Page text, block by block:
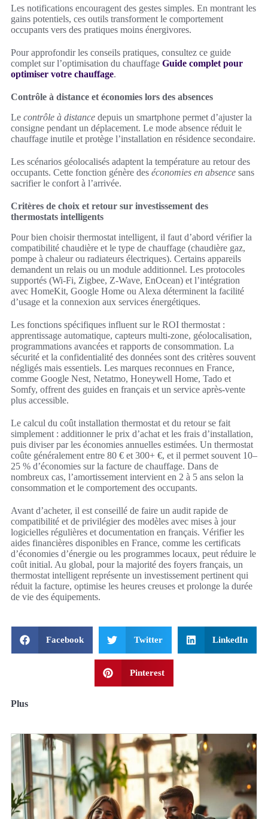
Les notifications encouragent des gestes simples. En montrant les
gains potentiels, ces outils transforment le comportement
occupants vers des pratiques moins énergivores.
Pour approfondir les conseils pratiques, consultez ce guide
complet sur l’optimisation du chauffage Guide complet pour
optimiser votre chauffage.
Contrôle à distance et économies lors des absences
Le contrôle à distance depuis un smartphone permet d’ajuster la
consigne pendant un déplacement. Le mode absence réduit le
chauffage inutile et protège l’installation en résidence secondaire.
Les scénarios géolocalisés adaptent la température au retour des
occupants. Cette fonction génère des économies en absence sans
sacrifier le confort à l’arrivée.
Critères de choix et retour sur investissement des
thermostats intelligents
Pour bien choisir thermostat intelligent, il faut d’abord vérifier la
compatibilité chaudière et le type de chauffage (chaudière gaz,
pompe à chaleur ou radiateurs électriques). Certains appareils
demandent un relais ou un module additionnel. Les protocoles
supportés (Wi‑Fi, Zigbee, Z‑Wave, EnOcean) et l’intégration
avec HomeKit, Google Home ou Alexa déterminent la facilité
d’usage et la connexion aux services énergétiques.
Les fonctions spécifiques influent sur le ROI thermostat :
apprentissage automatique, capteurs multi‑zone, géolocalisation,
programmations avancées et rapports de consommation. La
sécurité et la confidentialité des données sont des critères souvent
négligés mais essentiels. Les marques reconnues en France,
comme Google Nest, Netatmo, Honeywell Home, Tado et
Somfy, offrent des guides en français et un service après‑vente
plus accessible.
Le calcul du coût installation thermostat et du retour se fait
simplement : additionner le prix d’achat et les frais d’installation,
puis diviser par les économies annuelles estimées. Un thermostat
coûte généralement entre 80 € et 300+ €, et il permet souvent 10–
25 % d’économies sur la facture de chauffage. Dans de
nombreux cas, l’amortissement intervient en 2 à 5 ans selon la
consommation et le comportement des occupants.
Avant d’acheter, il est conseillé de faire un audit rapide de
compatibilité et de privilégier des modèles avec mises à jour
logicielles régulières et documentation en français. Vérifier les
aides financières disponibles en France, comme les certificats
d’économies d’énergie ou les programmes locaux, peut réduire le
coût initial. Au global, pour la majorité des foyers français, un
thermostat intelligent représente un investissement pertinent qui
réduit la facture, optimise les heures creuses et prolonge la durée
de vie des équipements.
Facebook Twitter LinkedIn
Pinterest
Plus